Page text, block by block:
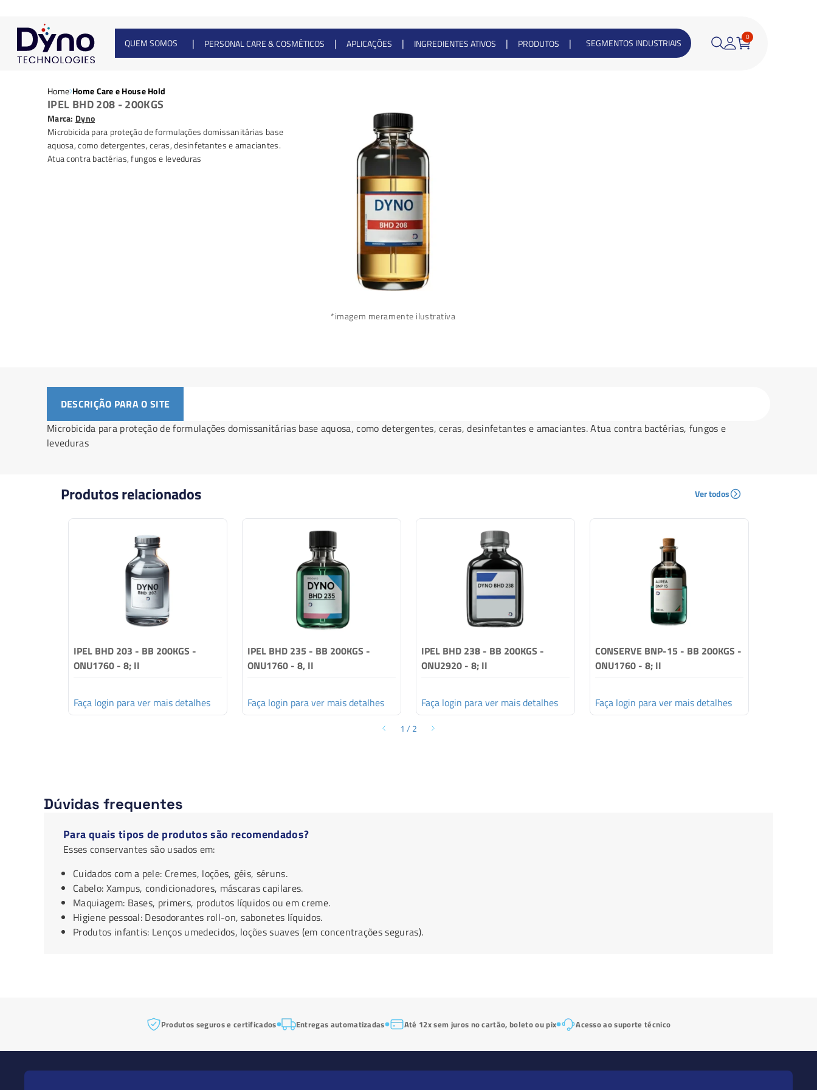
QUEM SOMOS | PERSONAL CARE & COSMÉTICOS | APLICAÇÕES | INGREDIENTES ATIVOS | PRODUTOS | SEGMENTOS INDUSTRIAIS 0
Home Home Care e House Hold
IPEL BHD 208 - 200KGS
Marca: Dyno
Microbicida para proteção de formulações domissanitárias base
aquosa, como detergentes, ceras, desinfetantes e amaciantes.
Atua contra bactérias, fungos e leveduras
*imagem meramente ilustrativa
DESCRIÇÃO PARA O SITE
Microbicida para proteção de formulações domissanitárias base aquosa, como detergentes, ceras, desinfetantes e amaciantes. Atua contra bactérias, fungos e
leveduras
Produtos relacionados Ver todos
IPEL BHD 203 - BB 200KGS -
ONU1760 - 8; II
Faça login para ver mais detalhes
IPEL BHD 235 - BB 200KGS -
ONU1760 - 8, II
Faça login para ver mais detalhes
IPEL BHD 238 - BB 200KGS -
ONU2920 - 8; II
Faça login para ver mais detalhes
CONSERVE BNP-15 - BB 200KGS -
ONU1760 - 8; II
Faça login para ver mais detalhes
1 /2
Dúvidas frequentes
Para quais tipos de produtos são recomendados?
Esses conservantes são usados em:
Cuidados com a pele: Cremes, loções, géis, séruns.
Cabelo: Xampus, condicionadores, máscaras capilares.
Maquiagem: Bases, primers, produtos líquidos ou em creme.
Higiene pessoal: Desodorantes roll-on, sabonetes líquidos.
Produtos infantis: Lenços umedecidos, loções suaves (em concentrações seguras).
Produtos seguros e certificados Entregas automatizadas Até 12x sem juros no cartão, boleto ou pix Acesso ao suporte técnico